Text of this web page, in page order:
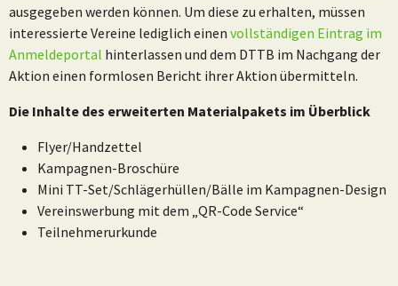
ausgegeben werden können. Um diese zu erhalten, müssen
interessierte Vereine lediglich einen vollständigen Eintrag im
Anmeldeportal hinterlassen und dem DTTB im Nachgang der
Aktion einen formlosen Bericht ihrer Aktion übermitteln.
Die Inhalte des erweiterten Materialpakets im Überblick
Flyer/Handzettel
Kampagnen-Broschüre
Mini TT-Set/Schlägerhüllen/Bälle im Kampagnen-Design
Vereinswerbung mit dem „QR-Code Service“
Teilnehmerurkunde